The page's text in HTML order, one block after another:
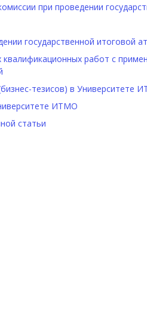
при проведении
государственной итоговой
работ с
тезисов) в Университете
ИТМО
статьи